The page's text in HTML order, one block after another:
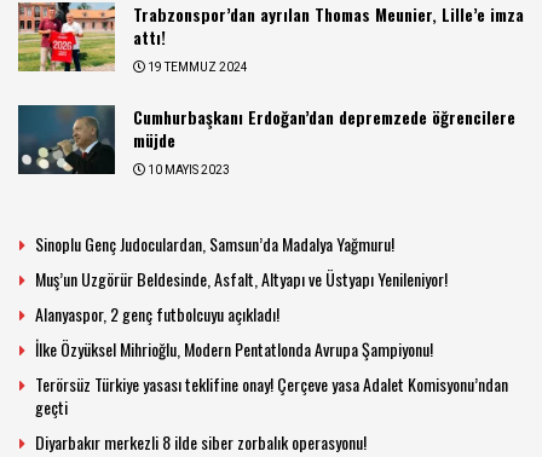
Trabzonspor’dan ayrılan Thomas Meunier, Lille’e imza
attı!
19 TEMMUZ 2024
Cumhurbaşkanı Erdoğan’dan depremzede öğrencilere
müjde
10 MAYIS 2023
Sinoplu Genç Judoculardan, Samsun’da Madalya Yağmuru!
Muş’un Uzgörür Beldesinde, Asfalt, Altyapı ve Üstyapı Yenileniyor!
Alanyaspor, 2 genç futbolcuyu açıkladı!
İlke Özyüksel Mihrioğlu, Modern Pentatlonda Avrupa Şampiyonu!
Terörsüz Türkiye yasası teklifine onay! Çerçeve yasa Adalet Komisyonu’ndan
geçti
Diyarbakır merkezli 8 ilde siber zorbalık operasyonu!